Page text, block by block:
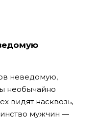
неведомую,
необычайно
видят насквозь,
мужчин —